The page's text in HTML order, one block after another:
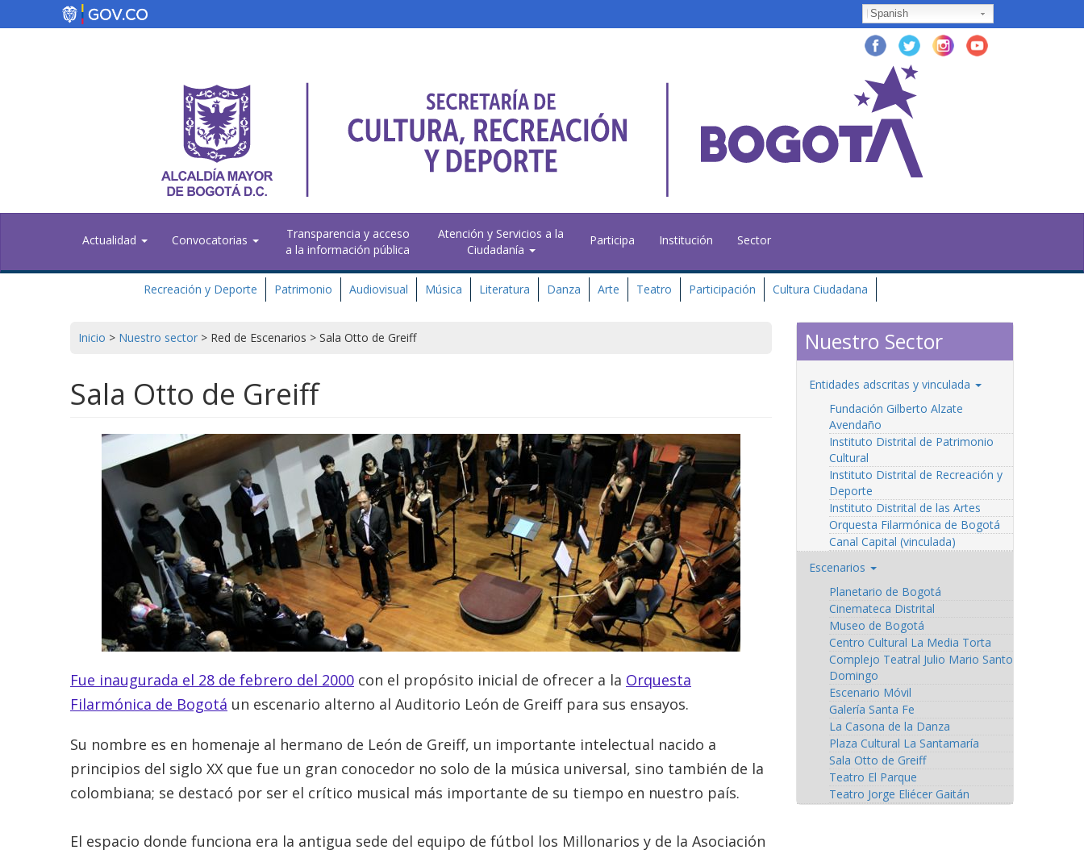
Spanish
Actualidad Convocatorias
Transparencia y acceso
a la información pública
Atención y Servicios a la
Ciudadanía
Participa Institución Sector
Recreación y Deporte Patrimonio Audiovisual Música Literatura Danza Arte Teatro Participación Cultura Ciudadana
Inicio > Nuestro sector > Red de Escenarios > Sala Otto de Greiff
Sala Otto de Greiff
Fue inaugurada el 28 de febrero del 2000 con el propósito inicial de ofrecer a la Orquesta
Filarmónica de Bogotá un escenario alterno al Auditorio León de Greiff para sus ensayos.
Su nombre es en homenaje al hermano de León de Greiff, un importante intelectual nacido a
principios del siglo XX que fue un gran conocedor no solo de la música universal, sino también de la
colombiana; se destacó por ser el crítico musical más importante de su tiempo en nuestro país.
El espacio donde funciona era la antigua sede del equipo de fútbol los Millonarios y de la Asociación
Nuestro Sector
Entidades adscritas y vinculada
Fundación Gilberto Alzate
Avendaño
Instituto Distrital de Patrimonio
Cultural
Instituto Distrital de Recreación y
Deporte
Instituto Distrital de las Artes
Orquesta Filarmónica de Bogotá
Canal Capital (vinculada)
Escenarios
Planetario de Bogotá
Cinemateca Distrital
Museo de Bogotá
Centro Cultural La Media Torta
Complejo Teatral Julio Mario Santo
Domingo
Escenario Móvil
Galería Santa Fe
La Casona de la Danza
Plaza Cultural La Santamaría
Sala Otto de Greiff
Teatro El Parque
Teatro Jorge Eliécer Gaitán